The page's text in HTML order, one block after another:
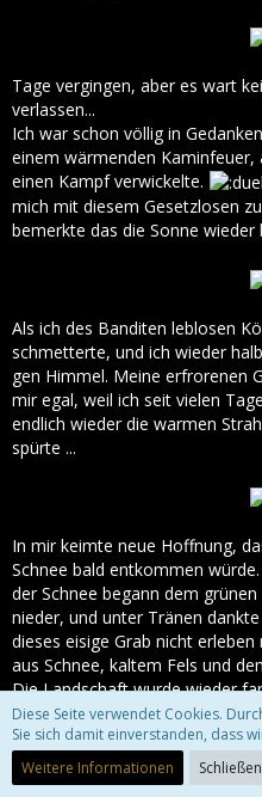
Tage vergingen, aber es wart
verlassen...
Ich war schon völlig in
einem wärmenden
einen Kampf verwickelte.
mich mit diesem Gesetzlosen
bemerkte das die Sonne wieder
Als ich des Banditen leblosen
schmetterte, und ich wieder
gen Himmel. Meine erfrorenen
mir egal, weil ich seit vielen
endlich wieder die warmen
spürte ...
In mir keimte neue Hoffnung,
Schnee bald entkommen
der Schnee begann dem
nieder, und unter Tränen
dieses eisige Grab nicht
aus Schnee, kaltem Fels und
Die Landschaft wurde wieder
langem wieder aufatmen... Ein
Ich war voll neuer Energie und
Giganten auf
Diese Seite verwendet Cookies.
Sie sich damit einverstanden, dass
Weitere Informationen
Schließen